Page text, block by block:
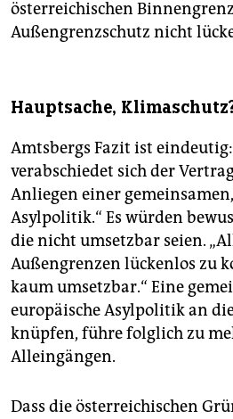
österreichischen
Außengrenzschutz nicht
Hauptsache,
Amtsbergs Fazit ist
verabschiedet sich der
Anliegen einer
Asylpolitik.“ Es würden
die nicht umsetzbar seien.
Außengrenzen lückenlos zu
kaum umsetzbar.“ Eine
europäische Asylpolitik an
knüpfen, führe folglich zu
Alleingängen.
Dass die österreichischen